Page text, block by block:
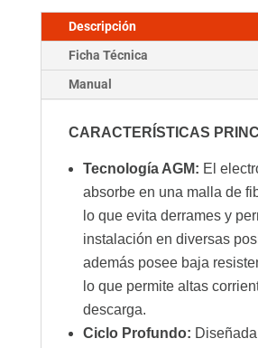
cantidad
Descripción
Ficha Técnica
Manual
CARACTERÍSTICAS
Tecnología AGM: El
absorbe en una malla de
lo que evita derrames y
instalación en diversas
además posee baja
lo que permite altas
descarga.
Ciclo Profundo: